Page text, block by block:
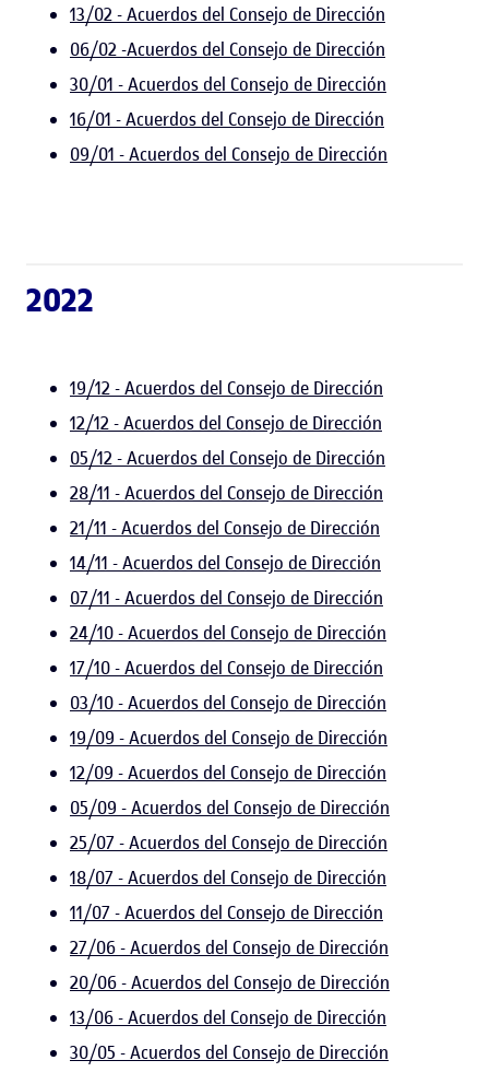
13/02 - Acuerdos del Consejo de Dirección
06/02 -Acuerdos del Consejo de Dirección
30/01 - Acuerdos del Consejo de Dirección
16/01 - Acuerdos del Consejo de Dirección
09/01 - Acuerdos del Consejo de Dirección
2022
19/12 - Acuerdos del Consejo de Dirección
12/12 - Acuerdos del Consejo de Dirección
05/12 - Acuerdos del Consejo de Dirección
28/11 - Acuerdos del Consejo de Dirección
21/11 - Acuerdos del Consejo de Dirección
14/11 - Acuerdos del Consejo de Dirección
07/11 - Acuerdos del Consejo de Dirección
24/10 - Acuerdos del Consejo de Dirección
17/10 - Acuerdos del Consejo de Dirección
03/10 - Acuerdos del Consejo de Dirección
19/09 - Acuerdos del Consejo de Dirección
12/09 - Acuerdos del Consejo de Dirección
05/09 - Acuerdos del Consejo de Dirección
25/07 - Acuerdos del Consejo de Dirección
18/07 - Acuerdos del Consejo de Dirección
11/07 - Acuerdos del Consejo de Dirección
27/06 - Acuerdos del Consejo de Dirección
20/06 - Acuerdos del Consejo de Dirección
13/06 - Acuerdos del Consejo de Dirección
30/05 - Acuerdos del Consejo de Dirección